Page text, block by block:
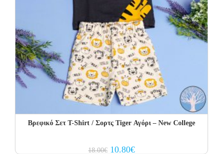
Βρεφικό Σετ Τ-Shirt / Σορτς Tiger Αγόρι – New College
18.00€ Original
10.80€Current